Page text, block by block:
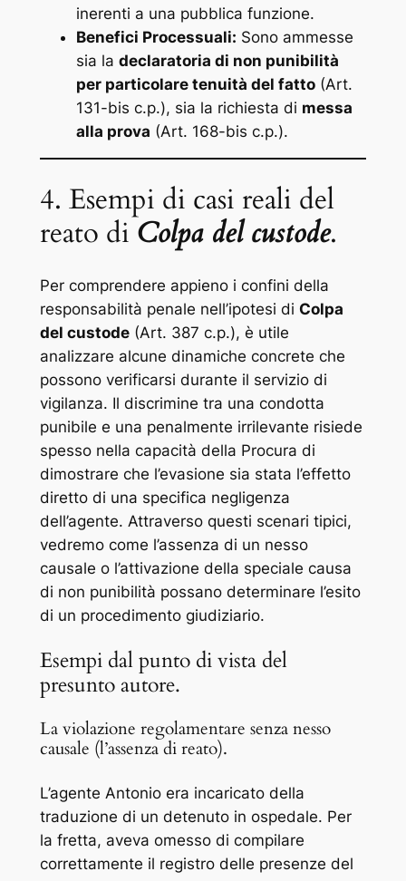
inerenti a una pubblica funzione.
Benefici Processuali: Sono ammesse
sia la declaratoria di non punibilità
per particolare tenuità del fatto(Art.
131-bis c.p.), sia la richiesta di messa
alla prova (Art. 168-bis c.p.).
4. Esempi di casi reali del
reato di Colpa del custode.
Per comprendere appieno i confini della
responsabilità penale nell’ipotesi di Colpa
del custode(Art. 387 c.p.), è utile
analizzare alcune dinamiche concrete che
possono verificarsi durante il servizio di
vigilanza. Il discrimine tra una condotta
punibile e una penalmente irrilevante risiede
spesso nella capacità della Procura di
dimostrare che l’evasione sia stata l’effetto
diretto di una specifica negligenza
dell’agente. Attraverso questi scenari tipici,
vedremo come l’assenza di un nesso
causale o l’attivazione della speciale causa
di non punibilità possano determinare l’esito
di un procedimento giudiziario.
Esempi dal punto di vista del
presunto autore.
La violazione regolamentare senza nesso
causale (l’assenza di reato).
L’agente Antonio era incaricato della
traduzione di un detenuto in ospedale. Per
la fretta, aveva omesso di compilare
correttamente il registro delle presenze del